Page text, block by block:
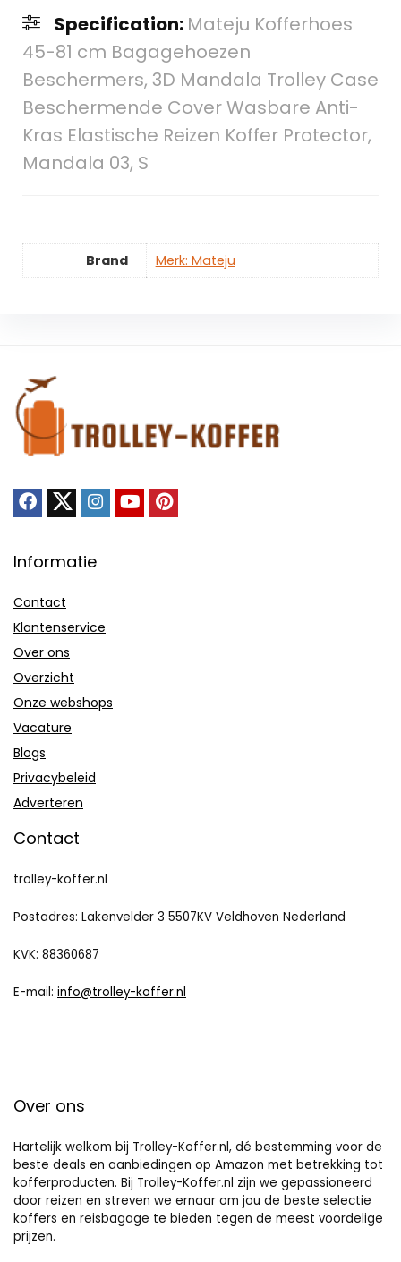
Specification: Mateju Kofferhoes
45-81 cm Bagagehoezen
Beschermers, 3D Mandala Trolley Case
Beschermende Cover Wasbare Anti-
Kras Elastische Reizen Koffer Protector,
Mandala 03, S
Brand Merk: Mateju
Informatie
Contact
Klantenservice
Over ons
Overzicht
Onze webshops
Vacature
Blogs
Privacybeleid
Adverteren
Contact
trolley-koffer.nl
Postadres: Lakenvelder 3 5507KV Veldhoven Nederland
KVK: 88360687
E-mail: info@trolley-koffer.nl
Over ons
Hartelijk welkom bij Trolley-Koffer.nl, dé bestemming voor de
beste deals en aanbiedingen op Amazon met betrekking tot
kofferproducten. Bij Trolley-Koffer.nl zijn we gepassioneerd
door reizen en streven we ernaar om jou de beste selectie
koffers en reisbagage te bieden tegen de meest voordelige
prijzen.